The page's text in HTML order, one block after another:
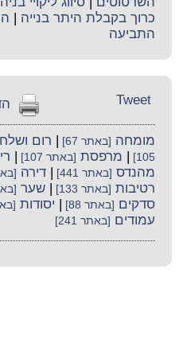
כרוך בקבלת היתר בנייה
התביעה
Tweet
מומחה [באתר 67] רום ושלח
105]
מרפסת [באתר 107]
מהנדס [באתר 441] |דירה
רטיבות [באתר 133] |שער
סדקים [באתר 88] יסודות
עמודים [באתר 241]